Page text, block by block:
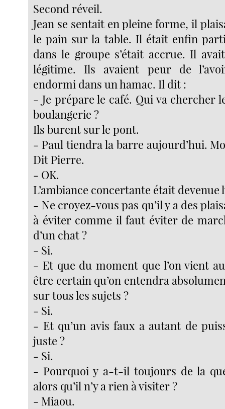
Second réveil.
Jean se sentait en pleine forme, il
le pain sur la table. Il était enfin
dans le groupe s’était accrue. Il
légitime. Ils avaient peur de
endormi dans un hamac. Il dit :
- Je prépare le café. Qui va chercher
boulangerie ?
Ils burent sur le pont.
- Paul tiendra la barre aujourd’hui.
Dit Pierre.
- OK.
L’ambiance concertante était devenue
- Ne croyez-vous pas qu’il y a des
à éviter comme il faut éviter de
d’un chat ?
- Si.
- Et que du moment que l’on vient
être certain qu’on entendra
sur tous les sujets ?
- Si.
- Et qu’un avis faux a autant de
juste ?
- Si.
- Pourquoi y a-t-il toujours de la
alors qu’il n’y a rien à visiter ?
- Miaou.